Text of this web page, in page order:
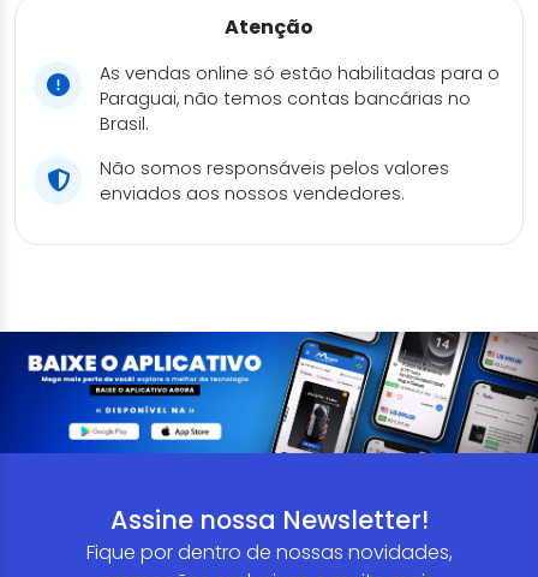
Atenção
As vendas online só estão habilitadas para o
Paraguai, não temos contas bancárias no
Brasil.
Não somos responsáveis pelos valores
enviados aos nossos vendedores.
Assine nossa Newsletter!
Fique por dentro de nossas novidades,